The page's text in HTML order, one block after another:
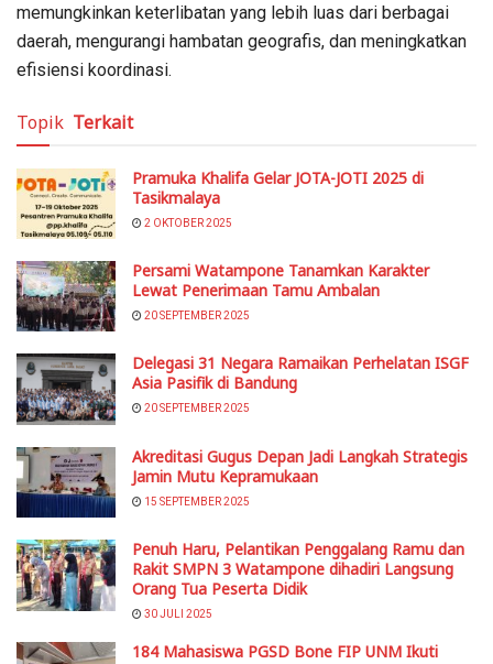
memungkinkan keterlibatan yang lebih luas dari berbagai
daerah, mengurangi hambatan geografis, dan meningkatkan
efisiensi koordinasi.
Topik Terkait
Pramuka Khalifa Gelar JOTA-JOTI 2025 di
Tasikmalaya
2 OKTOBER 2025
Persami Watampone Tanamkan Karakter
Lewat Penerimaan Tamu Ambalan
20 SEPTEMBER 2025
Delegasi 31 Negara Ramaikan Perhelatan ISGF
Asia Pasifik di Bandung
20 SEPTEMBER 2025
Akreditasi Gugus Depan Jadi Langkah Strategis
Jamin Mutu Kepramukaan
15 SEPTEMBER 2025
Penuh Haru, Pelantikan Penggalang Ramu dan
Rakit SMPN 3 Watampone dihadiri Langsung
Orang Tua Peserta Didik
30 JULI 2025
184 Mahasiswa PGSD Bone FIP UNM Ikuti